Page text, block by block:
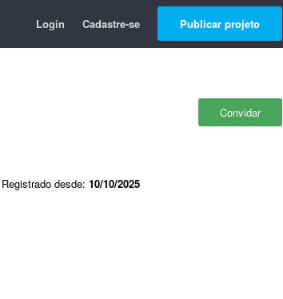
Login Cadastre-se Publicar projeto
Convidar
desde: 10/10/2025